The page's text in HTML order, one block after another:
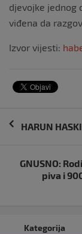
djevojke jednog
viđena da
Izvor vijesti:
Navigacija
HARUN
GNUSNO:
piva i
Kategorija